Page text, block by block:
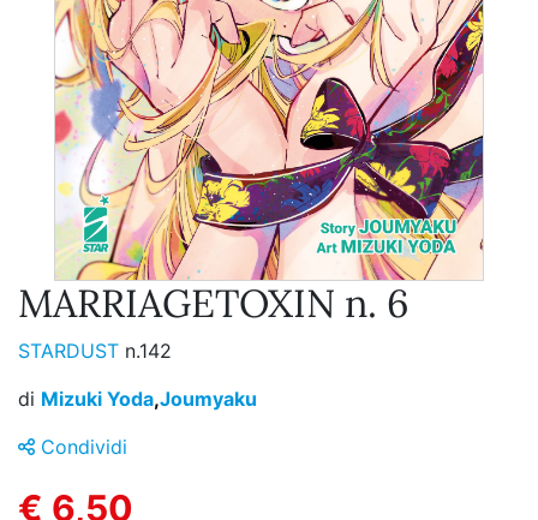
MARRIAGETOXIN n. 6
STARDUST n.142
di Mizuki Yoda,Joumyaku
Condividi
€ 6,50